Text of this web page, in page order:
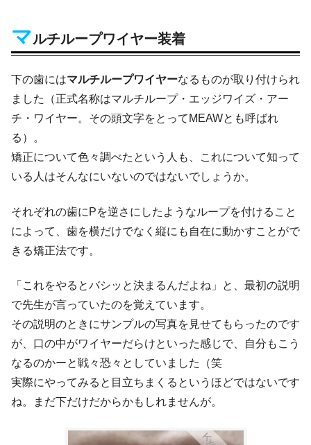
マルチループワイヤー装着
下の歯にはマルチループワイヤーなるものが取り付けられ
ました（正式名称はマルチループ・エッジワイズ・アー
チ・ワイヤー。その頭文字をとってMEAWとも呼ばれ
る）。
矯正について色々調べたという人も、これについて知って
いる人はそんなにいないのではないでしょうか。
それぞれの歯にPを逆さにしたようなループを付けること
によって、歯を横だけでなく縦にも自在に動かすことがで
きる矯正法です。
「これをやるとバシッと決まるんだよね」と、最初の説明
で先生が言っていたのを覚えています。
その説明のときにサンプルの写真を見せてもらったのです
が、口の中がワイヤーだらけといった感じで、自分もこう
なるのかーと戦々恐々としていました（笑
実際にやってみると目立ちまくるというほどではないです
ね。まだ下だけだからかもしれませんが。